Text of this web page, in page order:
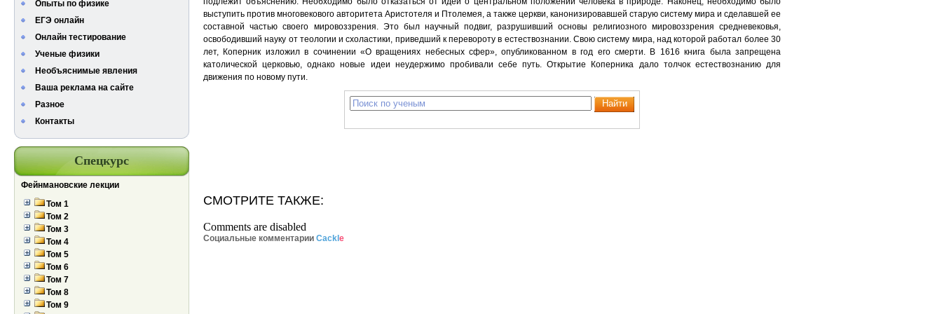
Опыты по физике
ЕГЭ онлайн
Онлайн тестирование
Ученые физики
Необъяснимые явления
Ваша реклама на сайте
Разное
Контакты
Спецкурс
Фейнмановские лекции
Том 1
Том 2
Том 3
Том 4
Том 5
Том 6
Том 7
Том 8
Том 9
выступить против многовекового авторитета Аристотеля и Птолемея, а также церкви, канонизировавшей старую систему мира и сделавшей ее
составной частью своего мировоззрения. Это был научный подвиг, разрушивший основы религиозного мировоззрения средневековья,
освободивший науку от теологии и схоластики, приведший к перевороту в естествознании. Свою систему мира, над которой работал более 30
лет, Коперник изложил в сочинении «О вращениях небесных сфер», опубликованном в год его смерти. В 1616 книга была запрещена
католической церковью, однако новые идеи неудержимо пробивали себе путь. Открытие Коперника дало толчок естествознанию для
движения по новому пути.
СМОТРИТЕ ТАКЖЕ:
Comments are disabled
Социальные комментарии Cackl e